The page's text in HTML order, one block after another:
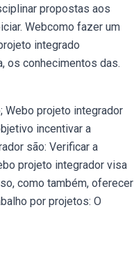
propostas aos
Webcomo fazer um
integrado
os conhecimentos das.
Webo projeto integrador
incentivar a
são: Verificar a
projeto integrador visa
como também, oferecer
por projetos: O